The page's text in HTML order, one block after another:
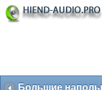
Большие